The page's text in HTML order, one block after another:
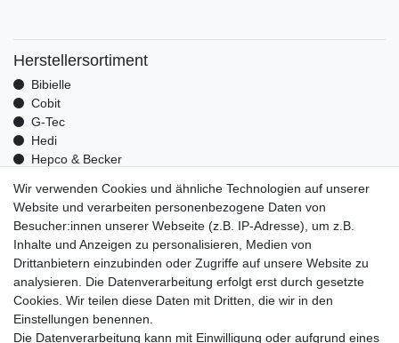
Herstellersortiment
Bibielle
Cobit
G-Tec
Hedi
Hepco & Becker
Optrel
Pressol
Telwin
Mehr über uns
Zahlungsarten
Versand
Kontakt
Wir verwenden Cookies und ähnliche Technologien auf unserer
Website und verarbeiten personenbezogene Daten von
Besucher:innen unserer Webseite (z.B. IP-Adresse), um z.B.
Inhalte und Anzeigen zu personalisieren, Medien von
Drittanbietern einzubinden oder Zugriffe auf unsere Website zu
analysieren. Die Datenverarbeitung erfolgt erst durch gesetzte
Cookies. Wir teilen diese Daten mit Dritten, die wir in den
Einstellungen benennen.
Die Datenverarbeitung kann mit Einwilligung oder aufgrund eines